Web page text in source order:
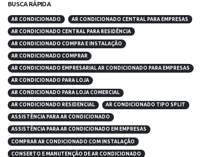
BUSCA RÁPIDA
AR CONDICIONADO AR CONDICIONADO CENTRAL PARA EMPRESAS
AR CONDICIONADO CENTRAL PARA RESIDÊNCIA
AR CONDICIONADO COMPRA E INSTALAÇÃO
AR CONDICIONADO COMPRAR
AR CONDICIONADO EMPRESARIAL AR CONDICIONADO PARA EMPRESAS
AR CONDICIONADO PARA LOJA
AR CONDICIONADO PARA LOJA COMERCIAL
AR CONDICIONADO RESIDENCIAL AR CONDICIONADO TIPO SPLIT
ASSISTÊNCIA PARA AR CONDICIONADO
ASSISTÊNCIA PARA AR CONDICIONADO EM EMPRESAS
COMPRAR AR CONDICIONADO COM INSTALAÇÃO
CONSERTO E MANUTENÇÃO DE AR CONDICIONADO